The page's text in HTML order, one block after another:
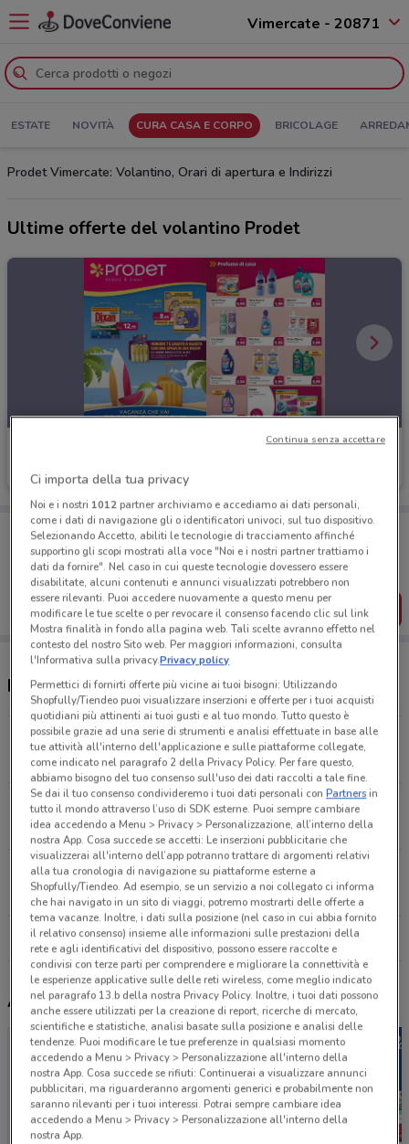
Vimercate - 20871
ESTATE NOVITÀ CURA CASA E CORPO BRICOLAGE
Prodet Vimercate: Volantino, Orari di apertura e Indirizzi
Ultime offerte del volantino Prodet
Scade il 31/08
Porta DoveConviene sempre con te!
Puoi trovare le migliori offerte dei negozi vicino a te,
salvarle e creare la tua lista del risparmio, comodamente
dal tuo cellulare.
SCARICA L’APP
Negozi Prodet a Vimercate
Via Ugo Foscolo, 2 Agrate Brianza
4.5 km
Via Galvani, 4/6 Cologno Monzese
11.8 km
Via Porticini, 13 Saronno
25.9 km
Tutti i negozi Prodet
Altri volantini nelle vicinanze
Ci importa della tua privacy
Noi e i nostri 1012partner archiviamo e accediamo ai dati personali,
come i dati di navigazione gli o identificatori univoci, sul tuo dispositivo.
Selezionando Accetto, abiliti le tecnologie di tracciamento affinché
supportino gli scopi mostrati alla voce "Noi e i nostri partner trattiamo i
dati da fornire". Nel caso in cui queste tecnologie dovessero essere
disabilitate, alcuni contenuti e annunci visualizzati potrebbero non
essere rilevanti. Puoi accedere nuovamente a questo menu per
modificare le tue scelte o per revocare il consenso facendo clic sul link
Mostra finalità in fondo alla pagina web. Tali scelte avranno effetto nel
contesto del nostro Sito web. Per maggiori informazioni, consulta
l'Informativa sulla privacy.Privacy policy
Permettici di fornirti offerte più vicine ai tuoi bisogni: Utilizzando
Shopfully/Tiendeo puoi visualizzare inserzioni e offerte per i tuoi acquisti
quotidiani più attinenti ai tuoi gusti e al tuo mondo. Tutto questo è
possibile grazie ad una serie di strumenti e analisi effettuate in base alle
tue attività all'interno dell'applicazione e sulle piattaforme collegate,
come indicato nel paragrafo 2 della Privacy Policy. Per fare questo,
abbiamo bisogno del tuo consenso sull'uso dei dati raccolti a tale fine.
Se dai il tuo consenso condivideremo i tuoi dati personali conPartnersin
tutto il mondo attraverso l’uso di SDK esterne. Puoi sempre cambiare
idea accedendo a Menu > Privacy > Personalizzazione, all’interno della
nostra App. Cosa succede se accetti: Le inserzioni pubblicitarie che
visualizzerai all'interno dell’app potranno trattare di argomenti relativi
alla tua cronologia di navigazione su piattaforme esterne a
Shopfully/Tiendeo. Ad esempio, se un servizio a noi collegato ci informa
che hai navigato in un sito di viaggi, potremo mostrarti delle offerte a
tema vacanze. Inoltre, i dati sulla posizione (nel caso in cui abbia fornito
il relativo consenso) insieme alle informazioni sulle prestazioni della
rete e agli identificativi del dispositivo, possono essere raccolte e
condivisi con terze parti per comprendere e migliorare la connettività e
le esperienze applicative sulle delle reti wireless, come meglio indicato
nel paragrafo 13.b della nostra Privacy Policy. Inoltre, i tuoi dati possono
anche essere utilizzati per la creazione di report, ricerche di mercato,
scientifiche e statistiche, analisi basate sulla posizione e analisi delle
tendenze. Puoi modificare le tue preferenze in qualsiasi momento
accedendo a Menu > Privacy > Personalizzazione all'interno della
nostra App. Cosa succede se rifiuti: Continuerai a visualizzare annunci
pubblicitari, ma riguarderanno argomenti generici e probabilmente non
saranno rilevanti per i tuoi interessi. Potrai sempre cambiare idea
accedendo a Menu > Privacy > Personalizzazione all'interno della
nostra App.
Continua senza accettare